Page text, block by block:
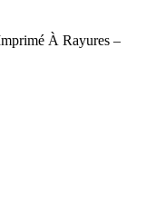
À Rayures –